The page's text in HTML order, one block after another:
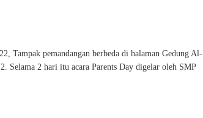
Tampak pemandangan berbeda di halaman Gedung Al-
Selama 2 hari itu acara Parents Day digelar oleh SMP